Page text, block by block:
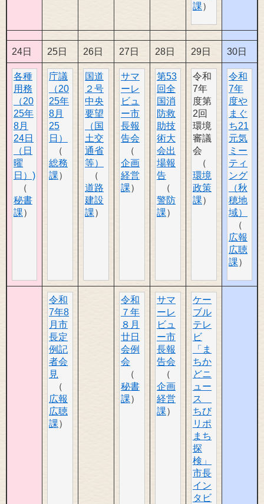
課
24日 25日 26日 27日 28日 29日 30日
各種
用務
（20
25年
8月
24日
（日
曜
日）)
秘書
課
庁議
（20
25年
8月
25
日）
総務
課
国道
２号
中央
要望
（国
土交
通省
等）
道路
建設
課
サマ
ーレ
ビュ
ー市
長報
告会
企画
経営
課
第53
回全
国消
防救
助技
術大
会出
場報
告
警防
課
令和
7年
度第
2回
環境
審議
会
環境
政策
課
令和
7年
度や
まぐ
ち21
元気
ミー
ティ
ング
（秋
穂地
域）
広報
広聴
課
令和
7年8
月市
長定
例記
者会
見
広報
広聴
課
令和
７年
８月
廿日
会例
会
秘書
課
サマ
ーレ
ビュ
ー市
長報
告会
企画
経営
課
ケー
ブル
テレ
ビ
「ま
ちか
どニ
ュー
ス
ちび
リポ
まち
探
検」
市長
イン
タビ